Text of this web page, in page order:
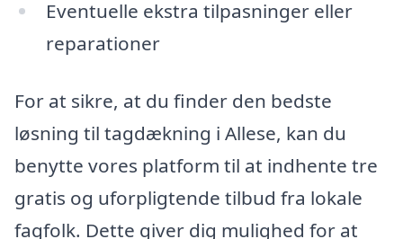
Eventuelle ekstra tilpasninger eller
reparationer
For at sikre, at du finder den bedste
løsning til tagdækning i Allese, kan du
benytte vores platform til at indhente tre
gratis og uforpligtende tilbud fra lokale
fagfolk. Dette giver dig mulighed for at